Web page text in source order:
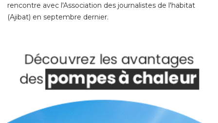
rencontre avec l'Association des journalistes de l'habitat
(Ajibat) en septembre dernier.